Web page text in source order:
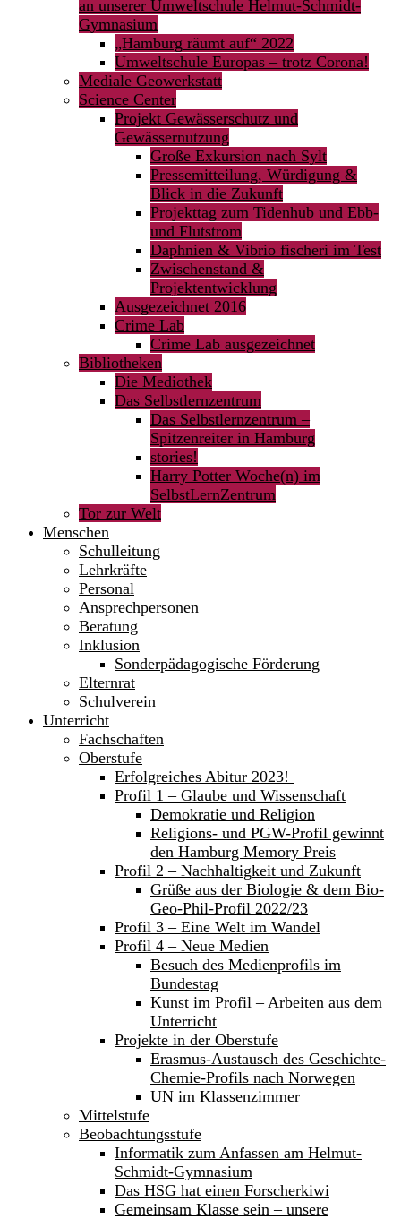
an unserer Umweltschule Helmut-Schmidt-
Gymnasium
„Hamburg räumt auf“ 2022
Umweltschule Europas – trotz Corona!
Mediale Geowerkstatt
Science Center
Projekt Gewässerschutz und
Gewässernutzung
Große Exkursion nach Sylt
Pressemitteilung, Würdigung &
Blick in die Zukunft
Projekttag zum Tidenhub und Ebb-
und Flutstrom
Daphnien & Vibrio fischeri im Test
Zwischenstand &
Projektentwicklung
Ausgezeichnet 2016
Crime Lab
Crime Lab ausgezeichnet
Bibliotheken
Die Mediothek
Das Selbstlernzentrum
Das Selbstlernzentrum –
Spitzenreiter in Hamburg
stories!
Harry Potter Woche(n) im
SelbstLernZentrum
Tor zur Welt
Menschen
Schulleitung
Lehrkräfte
Personal
Ansprechpersonen
Beratung
Inklusion
Sonderpädagogische Förderung
Elternrat
Schulverein
Unterricht
Fachschaften
Oberstufe
Erfolgreiches Abitur 2023!
Profil 1 – Glaube und Wissenschaft
Demokratie und Religion
Religions- und PGW-Profil gewinnt
den Hamburg Memory Preis
Profil 2 – Nachhaltigkeit und Zukunft
Grüße aus der Biologie & dem Bio-
Geo-Phil-Profil 2022/23
Profil 3 – Eine Welt im Wandel
Profil 4 – Neue Medien
Besuch des Medienprofils im
Bundestag
Kunst im Profil – Arbeiten aus dem
Unterricht
Projekte in der Oberstufe
Erasmus-Austausch des Geschichte-
Chemie-Profils nach Norwegen
UN im Klassenzimmer
Mittelstufe
Beobachtungsstufe
Informatik zum Anfassen am Helmut-
Schmidt-Gymnasium
Das HSG hat einen Forscherkiwi
Gemeinsam Klasse sein – unsere